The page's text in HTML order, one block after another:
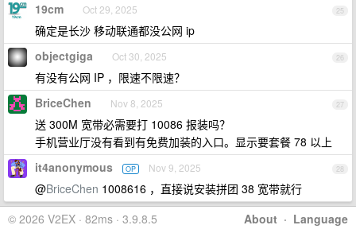
25
19cm Oct 29, 2025
确定是长沙 移动联通都没公网 ip
26
objectgiga Oct 30, 2025
有没有公网 IP ，限速不限速？
27
BriceChen Nov 8, 2025
送 300M 宽带必需要打 10086 报装吗？
手机营业厅没有看到有免费加装的入口。显示要套餐 78 以上
28
it4anonymous OP Nov 9, 2025
@BriceChen 1008616 ，直接说安装拼团 38 宽带就行
About · Language
© 2026 V2EX · 82ms · 3.9.8.5